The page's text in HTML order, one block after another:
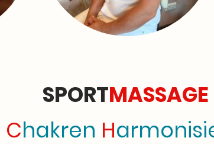
SPORTMASSAGE
Chakren H